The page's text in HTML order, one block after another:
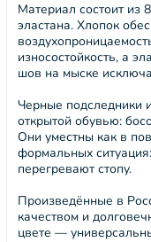
Материал состоит из
эластана. Хлопок
износостойкость, а
шов на мыске
Черные подследники
открытой обувью:
Они уместны как в
формальных
перегревают стопу.
Произведённые в
качеством и
цвете —